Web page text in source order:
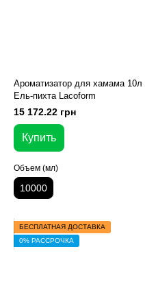
Ароматизатор для хамама 10л
Ель-пихта Lacoform
15 172.22 грн
Купить
Объем (мл)
10000
БЕСПЛАТНАЯ ДОСТАВКА
0% РАССРОЧКА